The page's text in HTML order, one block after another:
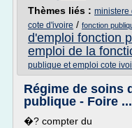
Thèmes liés : ministere
cote d'ivoire / fonction
d'emploi fonction
emploi de la
publique et emploi cote
Régime de soins
publique - Foire ...
�? compter du